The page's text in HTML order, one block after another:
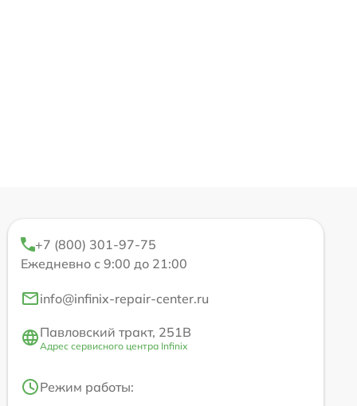
+7 (800) 301-97-75
Ежедневно с 9:00 до 21:00
info@infinix-repair-center.ru
Павловский тракт, 251В
Адрес сервисного центра Infinix
Режим работы: